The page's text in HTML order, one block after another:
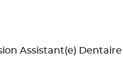
Assistant(e) Dentaire